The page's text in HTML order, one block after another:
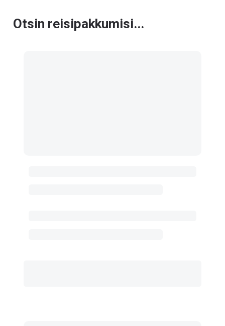
Otsin reisipakkumisi...